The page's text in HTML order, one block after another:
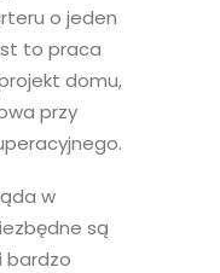
o jeden
to praca
domu,
przy
w
są
bardzo